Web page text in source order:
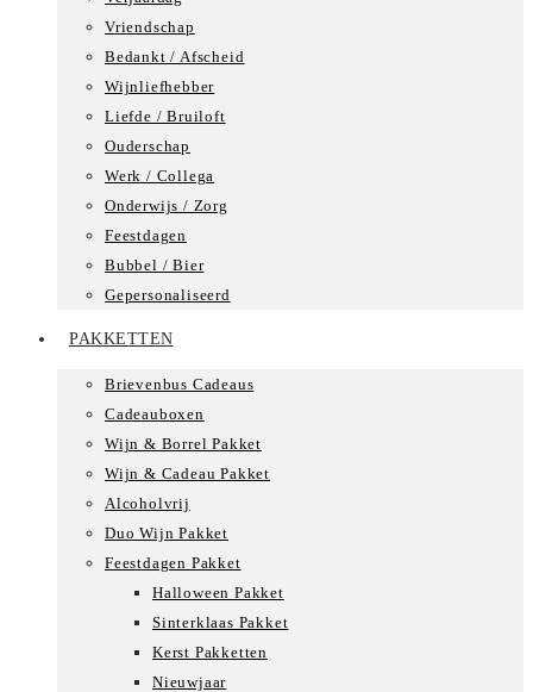
Vriendschap
Bedankt / Afscheid
Wijnliefhebber
Liefde / Bruiloft
Ouderschap
Werk / Collega
Onderwijs / Zorg
Feestdagen
Bubbel / Bier
Gepersonaliseerd
PAKKETTEN
Brievenbus Cadeaus
Cadeauboxen
Wijn & Borrel Pakket
Wijn & Cadeau Pakket
Alcoholvrij
Duo Wijn Pakket
Feestdagen Pakket
Halloween Pakket
Sinterklaas Pakket
Kerst Pakketten
Nieuwjaar